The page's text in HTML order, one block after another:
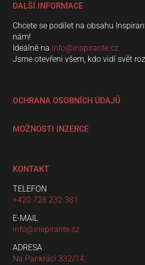
DALŠÍ INFORMACE
Chcete se podílet na obsahu
nám!
Ideálně na info@inspirante.cz
Jsme otevřeni všem, kdo vidí svět
OCHRANA OSOBNÍCH ÚDAJŮ
MOŽNOSTI INZERCE
KONTAKT
TELEFON
+420 728 232 381
E-MAIL
info@inspirante.cz
ADRESA
Na Pankráci 332/14,